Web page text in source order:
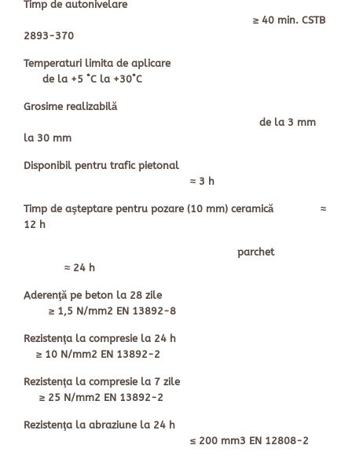
Timp de autonivelare
≥ 40 min. CSTB
2893-370
Temperaturi limita de aplicare
de la +5 ˚C la +30˚C
Grosime realizabilă
de la 3 mm
la 30 mm
Disponibil pentru trafic pietonal
≈ 3 h
Timp de aşteptare pentru pozare (10 mm) ceramică ≈
12 h
parchet
≈ 24 h
Aderenţă pe beton la 28 zile
≥ 1,5 N/mm2 EN 13892-8
Rezistenţa la compresie la 24 h
≥ 10 N/mm2 EN 13892-2
Rezistenţa la compresie la 7 zile
≥ 25 N/mm2 EN 13892-2
Rezistenţa la abraziune la 24 h
≤ 200 mm3 EN 12808-2